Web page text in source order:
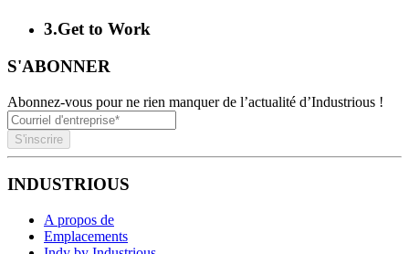
3.Get to Work
S'ABONNER
Abonnez-vous pour ne rien manquer de l’actualité d’Industrious !
S'inscrire
INDUSTRIOUS
A propos de
Emplacements